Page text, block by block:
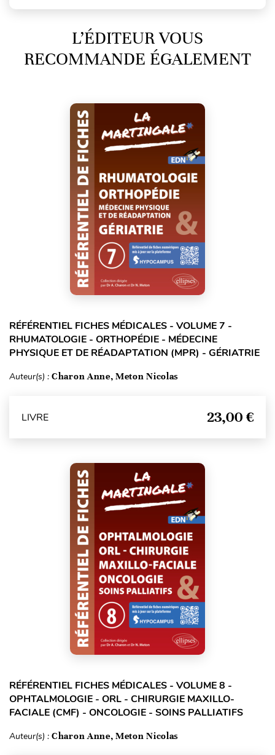
L’ÉDITEUR VOUS
RECOMMANDE ÉGALEMENT
RÉFÉRENTIEL FICHES MÉDICALES - VOLUME 7 -
RHUMATOLOGIE - ORTHOPÉDIE - MÉDECINE
PHYSIQUE ET DE RÉADAPTATION (MPR) - GÉRIATRIE
Auteur(s) : Charon Anne, Meton Nicolas
LIVRE 23,00 €
RÉFÉRENTIEL FICHES MÉDICALES - VOLUME 8 -
OPHTALMOLOGIE - ORL - CHIRURGIE MAXILLO-
FACIALE (CMF) - ONCOLOGIE - SOINS PALLIATIFS
Auteur(s) : Charon Anne, Meton Nicolas